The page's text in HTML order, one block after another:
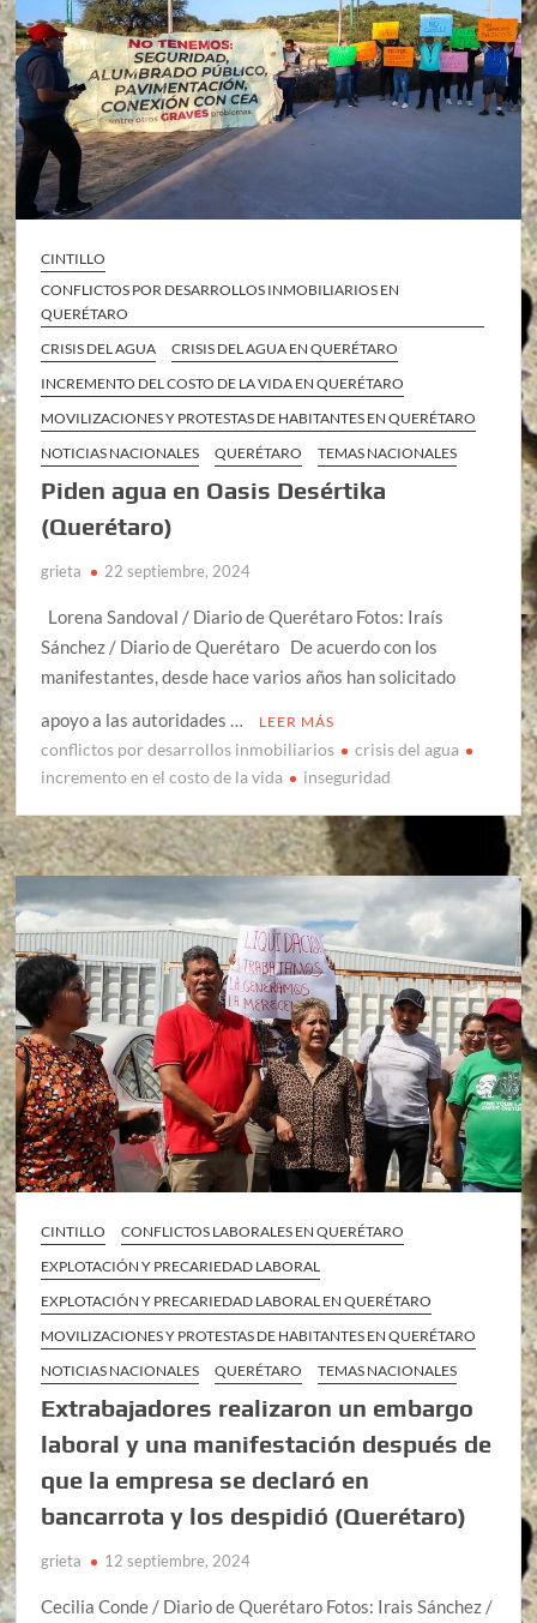
CINTILLO
CONFLICTOS POR DESARROLLOS INMOBILIARIOS EN
QUERÉTARO
CRISIS DEL AGUA
CRISIS DEL AGUA EN QUERÉTARO
INCREMENTO DEL COSTO DE LA VIDA EN QUERÉTARO
MOVILIZACIONES Y PROTESTAS DE HABITANTES EN QUERÉTARO
NOTICIAS NACIONALES
QUERÉTARO TEMAS NACIONALES
Piden agua en Oasis Desértika
(Querétaro)
grieta 22 septiembre, 2024
Lorena Sandoval / Diario de Querétaro Fotos: Iraís
Sánchez / Diario de Querétaro De acuerdo con los
manifestantes, desde hace varios años han solicitado
apoyo a las autoridades …
LEER MÁS
conflictos por desarrollos inmobiliarios
crisis del agua
incremento en el costo de la vida
inseguridad
CINTILLO
CONFLICTOS LABORALES EN QUERÉTARO
EXPLOTACIÓN Y PRECARIEDAD LABORAL
EXPLOTACIÓN Y PRECARIEDAD LABORAL EN QUERÉTARO
MOVILIZACIONES Y PROTESTAS DE HABITANTES EN QUERÉTARO
NOTICIAS NACIONALES
QUERÉTARO TEMAS NACIONALES
Extrabajadores realizaron un embargo
laboral y una manifestación después de
que la empresa se declaró en
bancarrota y los despidió (Querétaro)
grieta 12 septiembre, 2024
Cecilia Conde / Diario de Querétaro Fotos: Irais Sánchez /